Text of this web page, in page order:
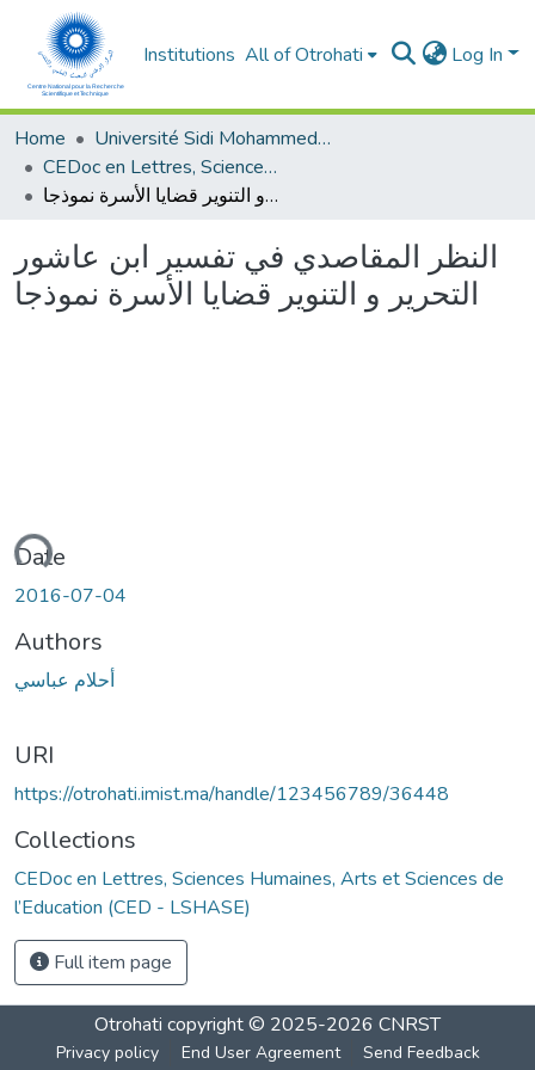
Institutions All of Otrohati Log In
Home
Université Sidi Mohammed Ben Abdellah - Fès
CEDoc en Lettres, Sciences Humaines, Arts et Sciences de l’Education (CED - LSHASE)
النظر المقاصدي في تفسير ابن عاشور التحرير و التنوير قضايا الأسرة نموذجا
النظر المقاصدي في تفسير ابن عاشور
التحرير و التنوير قضايا الأسرة نموذجا
Date
2016-07-04
Authors
أحلام عباسي
URI
https://otrohati.imist.ma/handle/123456789/36448
Collections
CEDoc en Lettres, Sciences Humaines, Arts et Sciences de
l’Education (CED - LSHASE)
Full item page
Otrohati copyright © 2025-2026 CNRST
Privacy policy End User Agreement Send Feedback